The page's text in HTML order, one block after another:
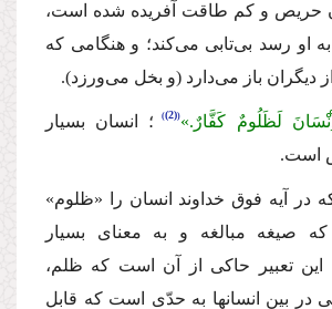
حریص و كم طاقت آفریده شده است،
او رسد بى‌تابى مى‌كند؛ و هنگامى كه
دیگران باز مى‌دارد (و بخل مى‌ورزد).
لَظَلُومٌ كَفَّارٌ.» (2) ؛
انسان بسیار
است.
در آیه فوق خداوند انسان را «ظلوم»
صیغه مبالغه و به معناى بسیار
تعبیر حاكى از آن است كه ظلم،
در بین انسانها به حدّى است كه قابل